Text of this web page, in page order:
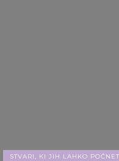
STVARI, KI JIH LAHKO